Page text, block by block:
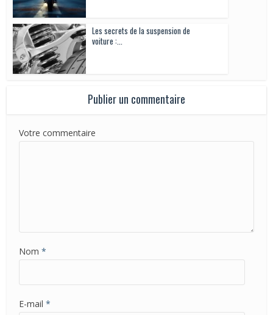
Les secrets de la suspension de
voiture :...
Publier un commentaire
Votre commentaire
Nom*
E-mail*